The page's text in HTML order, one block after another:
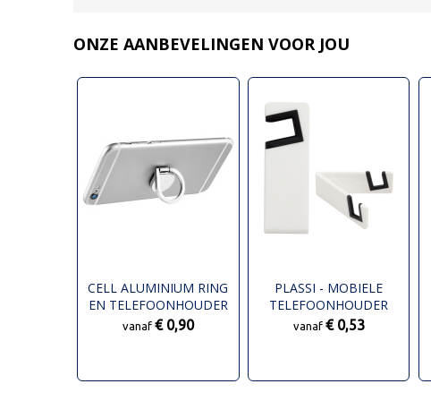
ONZE AANBEVELINGEN VOOR JOU
CELL ALUMINIUM RING
EN TELEFOONHOUDER
vanaf € 0,90
PLASSI - MOBIELE
TELEFOONHOUDER
vanaf € 0,53